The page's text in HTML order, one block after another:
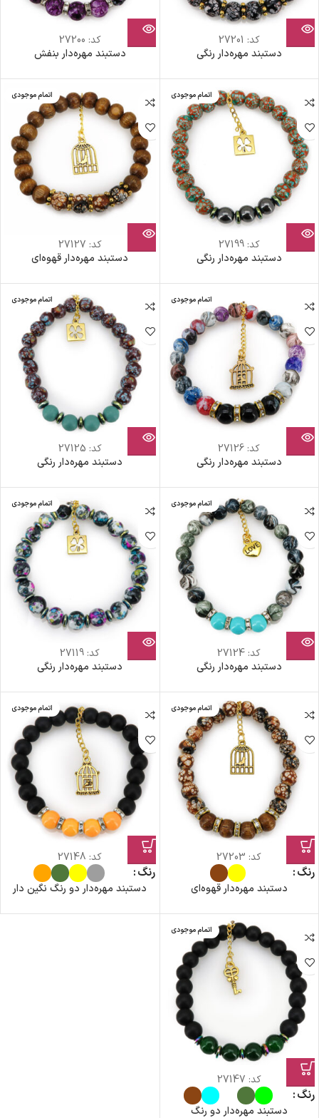
کد: 27201
دستبند مهره‌دار رنگی
کد: 27200
دستبند مهره‌دار بنفش
اتمام موجودی
کد:27199
دستبند مهره‌دار رنگی
اتمام موجودی
کد: 27127
دستبند مهره‌دار قهوه‌ای
اتمام موجودی
کد: 27126
دستبند مهره‌دار رنگی
اتمام موجودی
کد: 27125
دستبند مهره‌دار رنگی
اتمام موجودی
کد: 27124
دستبند مهره‌دار رنگی
اتمام موجودی
کد: 27119
دستبند مهره‌دار رنگی
اتمام موجودی
کد: 27203
رنگ
دستبند مهره‌دار قهوه‌ای
اتمام موجودی
کد: 27148
رنگ
دستبند مهره‌دار دو رنگ نگین دار
اتمام موجودی
کد: 27147
رنگ
دستبند مهره‌دار دو رنگ